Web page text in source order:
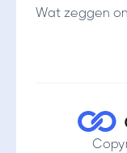
Wat zeggen